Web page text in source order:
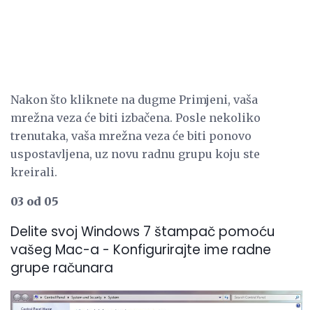
Nakon što kliknete na dugme Primjeni, vaša
mrežna veza će biti izbačena. Posle nekoliko
trenutaka, vaša mrežna veza će biti ponovo
uspostavljena, uz novu radnu grupu koju ste
kreirali.
03 od 05
Delite svoj Windows 7 štampač pomoću
vašeg Mac-a - Konfigurirajte ime radne
grupe računara